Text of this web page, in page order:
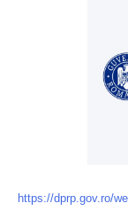
https://dprp.gov.ro/